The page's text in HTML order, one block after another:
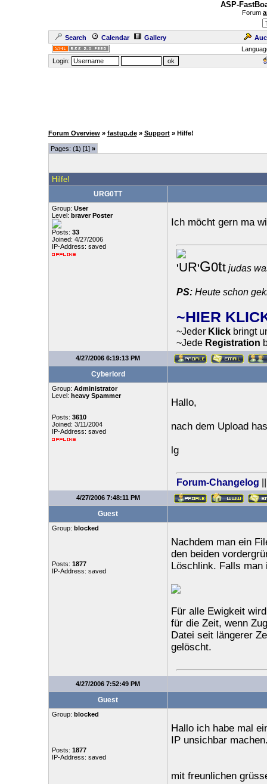
ASP-
Forum
Search Calendar Gallery
Login:
Forum Overview » fastup.de » Support » Hilfe!
Pages: (1) [1] »
Hilfe!
URG0TT
Group: User
Level: braver Poster
Posts: 33
Joined: 4/27/2006
IP-Address: saved
Ich möcht gern ma
'UR'G0tt judas
PS: Heute schon
~HIER
~Jeder Klick bringt
~Jede Registration
4/27/2006 6:19:13 PM
Cyberlord
Group: Administrator
Level: heavy Spammer
Posts: 3610
Joined: 3/11/2004
IP-Address: saved
Hallo,
nach dem Upload
lg
Forum-Changelog
4/27/2006 7:48:11 PM
Guest
Group: blocked
Posts: 1877
IP-Address: saved
Nachdem man ein
den beiden
Löschlink. Falls man
Für alle Ewigkeit
für die Zeit, wenn
Datei seit längerer
gelöscht.
4/27/2006 7:52:49 PM
Guest
Group: blocked
Posts: 1877
IP-Address: saved
Hallo ich habe mal
IP unsichbar
mit freunlichen